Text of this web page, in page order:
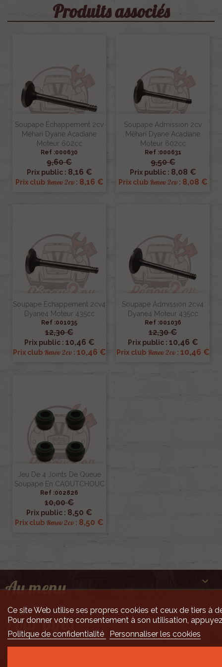
Produits associés
Soupape Échappement 2cv
Méhari Dyane Acadiane
Moteur 602cc
Ref :000630
9,60 €
Prix public : 8,16 €
Prix club Renov 2cv: 8,16 €
Soupape Admission 2cv
Méhari Dyane Acadiane
Moteur 602cc
Ref :000631
9,50 €
Prix public : 8,08 €
Prix club Renov 2cv: 8,08 €
Soupape Echappement 2cv4
Dyane4 Moteur 435cc
Ref :001035
12,30 €
Prix public : 10,46 €
Prix club Renov 2cv: 10,46 €
Soupape Admission 2cv4
Dyane4 Moteur 435cc
Ref :001036
12,30 €
Prix public : 10,46 €
Prix club Renov 2cv: 10,46 €
Jeu De 4 Joints De Queue
Soupape En CAOUTCHOUC
Ref :002826
10,00 €
Prix public : 8,50 €
Prix club Renov 2cv : 8,50 €
Au menu 
Pour infos 
Ce site Web utilise ses propres cookies et ceux de tiers à
Pour donner votre consentement à son utilisation,
Politique de confidentialité
Personnaliser les cookies